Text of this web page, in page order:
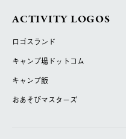
ACTIVITY LOGOS
ロゴスランド
キャンプ場ドットコム
キャンプ飯
おあそびマスターズ